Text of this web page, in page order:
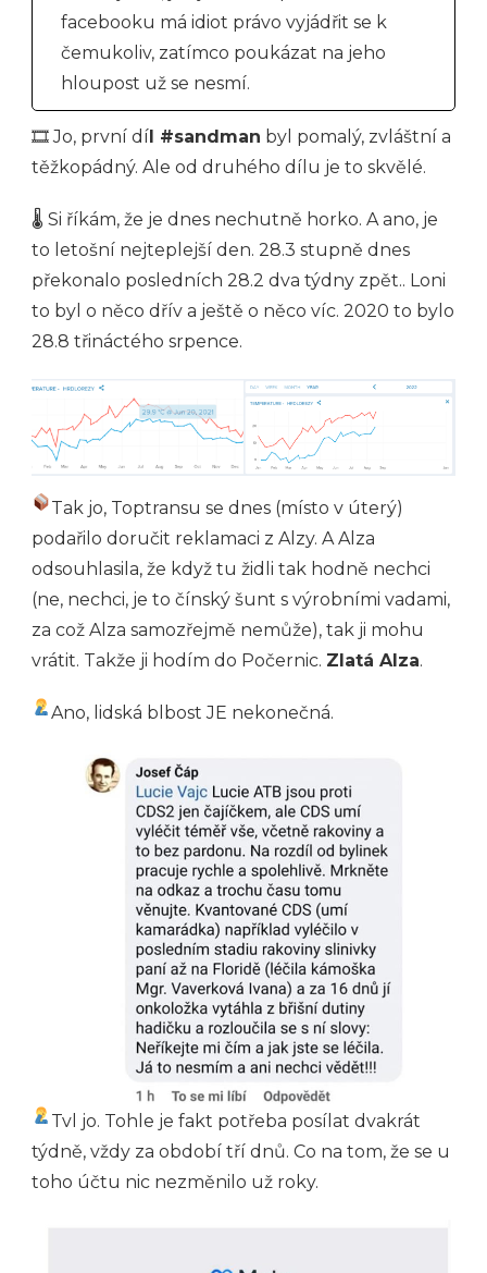
facebooku má idiot právo vyjádřit se k
čemukoliv, zatímco poukázat na jeho
hloupost už se nesmí.
🎞 Jo, první dí l #sandman byl pomalý, zvláštní a
těžkopádný. Ale od druhého dílu je to skvělé.
🌡 Si říkám, že je dnes nechutně horko. A ano, je
to letošní nejteplejší den. 28.3 stupně dnes
překonalo posledních 28.2 dva týdny zpět.. Loni
to byl o něco dřív a ještě o něco víc. 2020 to bylo
28.8 třináctého srpence.
Tak jo, Toptransu se dnes (místo v úterý)
podařilo doručit reklamaci z Alzy. A Alza
odsouhlasila, že když tu židli tak hodně nechci
(ne, nechci, je to čínský šunt s výrobními vadami,
za což Alza samozřejmě nemůže), tak ji mohu
vrátit. Takže ji hodím do Počernic. Zlatá Alza.
Ano, lidská blbost JE nekonečná.
Tvl jo. Tohle je fakt potřeba posílat dvakrát
týdně, vždy za období tří dnů. Co na tom, že se u
toho účtu nic nezměnilo už roky.